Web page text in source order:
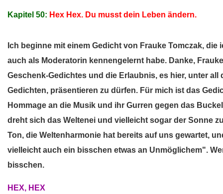
Kapitel 50: Hex Hex. Du musst dein Leben ändern.
Ich beginne mit einem Gedicht von Frauke Tomczak,
auch als Moderatorin kennengelernt habe. Danke,
Geschenk-Gedichtes und die Erlaubnis, es hier, unter
Gedichten, präsentieren zu dürfen. Für mich ist das
Hommage an die Musik und ihr Gurren gegen das
dreht sich das Weltenei und vielleicht sogar der Sonne
Ton, die Weltenharmonie hat bereits auf uns gewartet,
vielleicht auch ein bisschen etwas an Unmöglichem".
bisschen.
HEX, HEX